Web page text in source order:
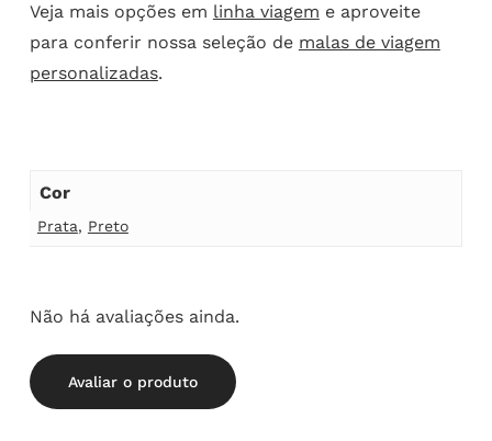
Veja mais opções em linha viagem e aproveite
para conferir nossa seleção de malas de viagem
personalizadas.
Cor
Prata, Preto
Não há avaliações ainda.
Avaliar o produto